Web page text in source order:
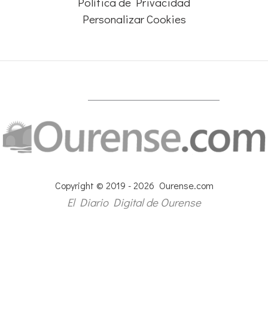
Personalizar Cookies
Copyright © 2019 - 2026 Ourense.com
El Diario Digital de Ourense